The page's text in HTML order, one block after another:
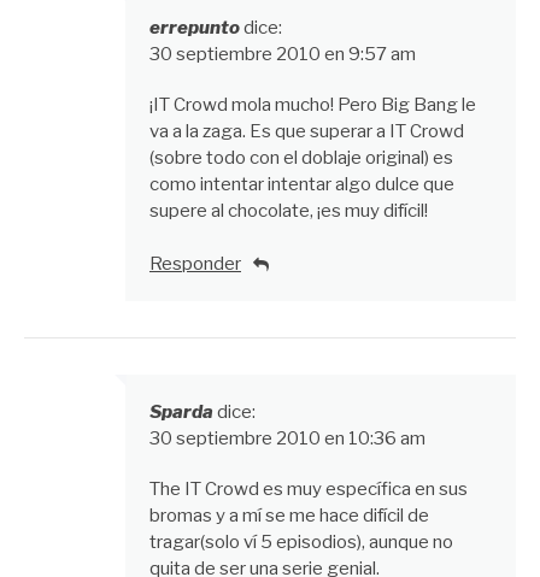
errepuntodice:
30 septiembre 2010 en 9:57 am
¡IT Crowd mola mucho! Pero Big Bang le
va a la zaga. Es que superar a IT Crowd
(sobre todo con el doblaje original) es
como intentar intentar algo dulce que
supere al chocolate, ¡es muy difícil!
Responder
Sparda dice:
30 septiembre 2010 en 10:36 am
The IT Crowd es muy específica en sus
bromas y a mí se me hace difícil de
tragar(solo ví 5 episodios), aunque no
quita de ser una serie genial.